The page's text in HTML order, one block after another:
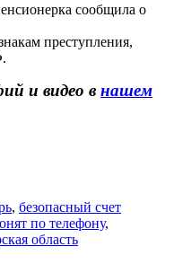
сообщила о
преступления,
и видео в нашем
, безопасный счет
по телефону,
область